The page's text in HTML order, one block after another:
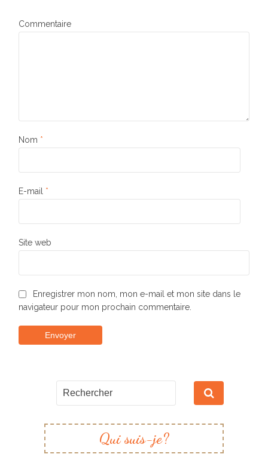
Commentaire
Nom *
E-mail *
Site web
Enregistrer mon nom, mon e-mail et mon site dans le
navigateur pour mon prochain commentaire.
Qui suis-je?